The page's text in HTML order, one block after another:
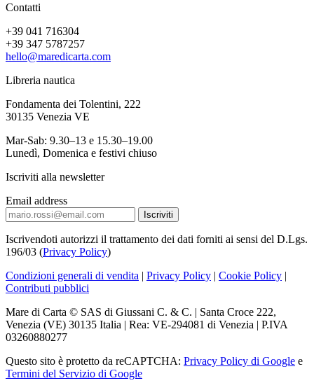
Contatti
+39 041 716304
+39 347 5787257
hello@maredicarta.com
Libreria nautica
Fondamenta dei Tolentini, 222
30135 Venezia VE
Mar-Sab: 9.30–13 e 15.30–19.00
Lunedì, Domenica e festivi chiuso
Iscriviti alla newsletter
Email address
Iscrivendoti autorizzi il trattamento dei dati forniti ai sensi del D.Lgs.
196/03 (Privacy Policy)
Condizioni generali di vendita | Privacy Policy | Cookie Policy |
Contributi pubblici
Mare di Carta © SAS di Giussani C. & C. | Santa Croce 222,
Venezia (VE) 30135 Italia | Rea: VE-294081 di Venezia | P.IVA
03260880277
Questo sito è protetto da reCAPTCHA: Privacy Policy di Google e
Termini del Servizio di Google